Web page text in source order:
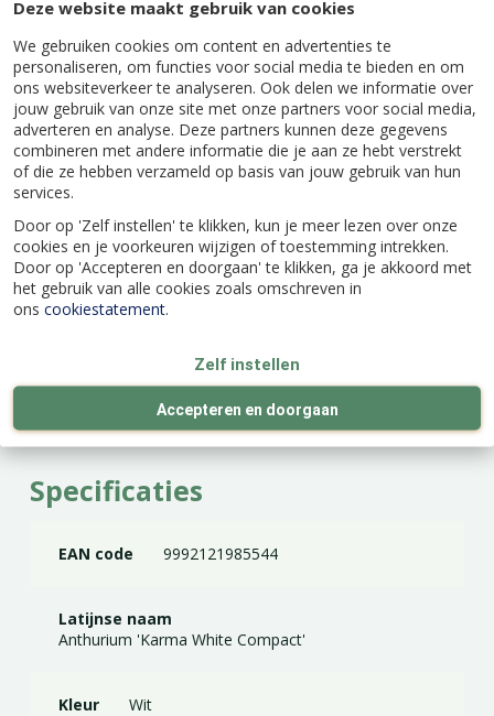
Deze website maakt gebruik van cookies
We gebruiken cookies om content en advertenties te
personaliseren, om functies voor social media te bieden en om
ons websiteverkeer te analyseren. Ook delen we informatie over
jouw gebruik van onze site met onze partners voor social media,
adverteren en analyse. Deze partners kunnen deze gegevens
combineren met andere informatie die je aan ze hebt verstrekt
of die ze hebben verzameld op basis van jouw gebruik van hun
services.
Door op 'Zelf instellen' te klikken, kun je meer lezen over onze
cookies en je voorkeuren wijzigen of toestemming intrekken.
Door op 'Accepteren en doorgaan' te klikken, ga je akkoord met
het gebruik van alle cookies zoals omschreven in
ons cookiestatement.
Zelf instellen
Accepteren en doorgaan
En in de wintermaanden hoeft de Anthurium
geen voeding te krijgen. Voeding geef je alleen in
de lente- en zomermaanden en geef dan gewone
kamerplantenvoeding voor bloeiende planten.
Water geven
Een Flamingoplant verbruikt niet veel water maar
de grond kan beter altijd licht vochtig zijn. Alleen
in de wintermaanden mag de grond iets
opdrogen. Krijgt het blad bruine vlekken met een
geel randje er omheen, dan krijgt de plant te veel
water. Sproeien doe je om de luchtvochtigheid te
verhogen waar een Anthurium van houdt. Ook
blad meer gaat glanzen.
Specificaties
EAN code 9992121985544
Latijnse naam
Anthurium 'Karma White Compact'
Kleur Wit